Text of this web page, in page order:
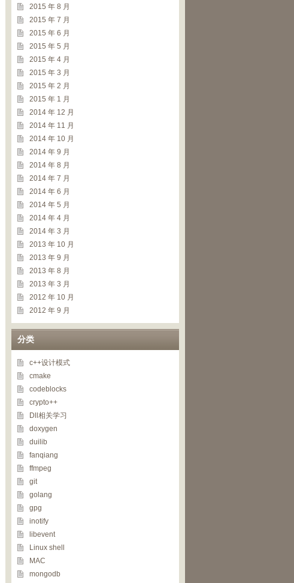
2015 年 8 月
2015 年 7 月
2015 年 6 月
2015 年 5 月
2015 年 4 月
2015 年 3 月
2015 年 2 月
2015 年 1 月
2014 年 12 月
2014 年 11 月
2014 年 10 月
2014 年 9 月
2014 年 8 月
2014 年 7 月
2014 年 6 月
2014 年 5 月
2014 年 4 月
2014 年 3 月
2013 年 10 月
2013 年 9 月
2013 年 8 月
2013 年 3 月
2012 年 10 月
2012 年 9 月
分类
c++设计模式
cmake
codeblocks
crypto++
Dll相关学习
doxygen
duilib
fanqiang
ffmpeg
git
golang
gpg
inotify
libevent
Linux shell
MAC
mongodb